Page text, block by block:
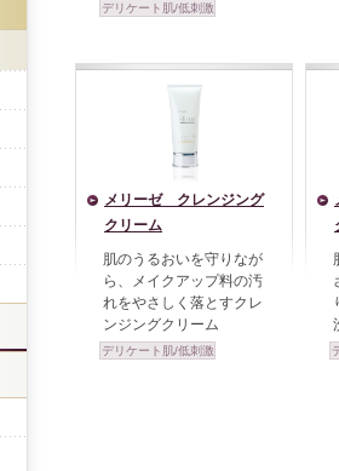
デリケート肌/低刺激
メリーゼ クレンジング
クリーム
肌のうるおいを守りなが
ら、メイクアップ料の汚
れをやさしく落とすクレ
ンジングクリーム
デリケート肌/低刺激